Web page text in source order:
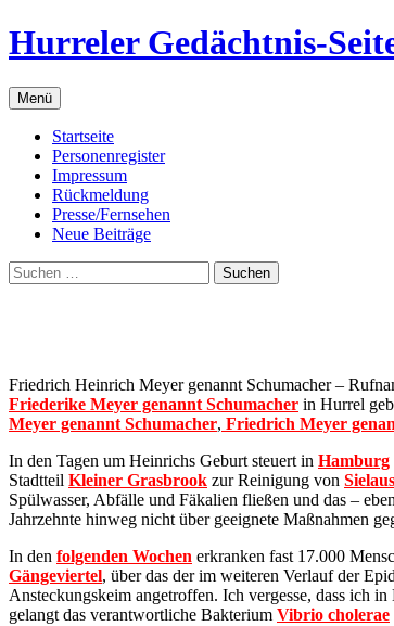
Zum
Inhalt
Hurreler Gedächtnis-
Menü
Startseite
Personenregister
Impressum
Rückmeldung
Presse/Fernsehen
Neue Beiträge
Suchen
nach:
Friedrich Heinrich Meyer genannt Schumacher –
Friederike Meyer genannt Schumacher in Hurrel
Meyer genannt Schumacher, Friedrich Meyer
In den Tagen um Heinrichs Geburt steuert in Hamburg
Stadtteil Kleiner Grasbrook zur Reinigung von
Spülwasser, Abfälle und Fäkalien fließen und das –
Jahrzehnte hinweg nicht über geeignete Maßnahmen
In den folgenden Wochen erkranken fast 17.000
Gängeviertel, über das der im weiteren Verlauf der
Ansteckungskeim angetroffen. Ich vergesse, dass ich
gelangt das verantwortliche Bakterium Vibrio cholerae